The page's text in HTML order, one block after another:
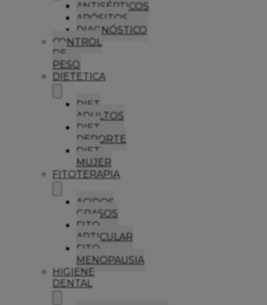
ANTISÉPTICOS
APÓSITOS
DIAGNÓSTICO
CONTROL
DE
PESO
DIETETICA
DIET
ADULTOS
DIET
DEPORTE
DIET
MUJER
FITOTERAPIA
ACIDOS
GRASOS
FITO
ARTICULAR
FITO
MENOPAUSIA
HIGIENE
DENTAL